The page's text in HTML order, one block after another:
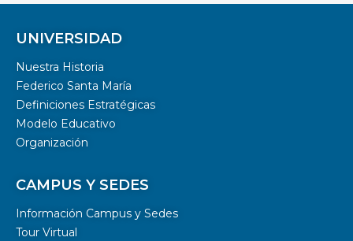
UNIVERSIDAD
Nuestra Historia
Federico Santa María
Definiciones Estratégicas
Modelo Educativo
Organización
CAMPUS Y SEDES
Información Campus y Sedes
Tour Virtual